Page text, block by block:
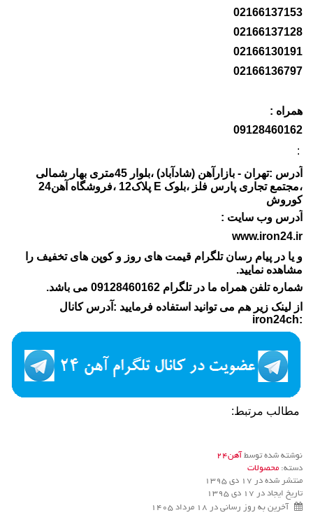
02166137153
02166137128
02166130191
02166136797
همراه :
09128460162
:
آدرس :تهران - بازارآهن (شادآباد) ،بلوار 45متری بهار شمالی
،مجتمع تجاری پارس فلز ،بلوک E پلاک12 ،فروشگاه آهن24
کوروش
آدرس وب سایت :
www.iron24.ir
و یا در پیام رسان تلگرام قیمت های روز و کوپن های تخفیف را
مشاهده نمایید.
شماره تلفن همراه ما در تلگرام 09128460162 می باشد.
از لینک زیر هم می توانید استفاده فرمایید :آدرس کانال
:iron24ch
مطالب مرتبط:
نوشته شده توسط آهن24
دسته: محصولات
منتشر شده در 17 دی 1395
تاریخ ایجاد در 17 دی 1395
آخرین به روز رسانی در 18 مرداد 1405